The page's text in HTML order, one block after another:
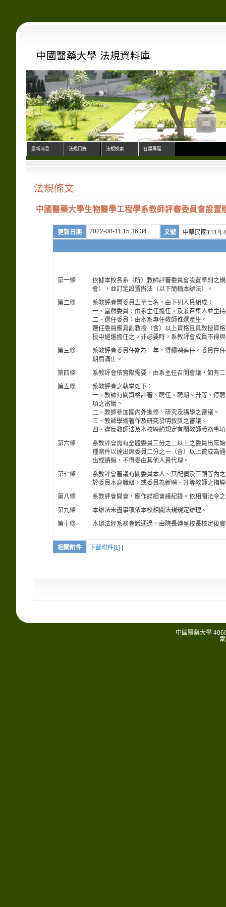
中國醫藥大學 法規資料庫
最新消息 法規目錄 法規檢索 各類專區
法規條文
中國醫藥大學生物醫學工程學系教師評審委員會設置
更新日期 2022-08-11 15:36:34 文號 中華民國111
第一條
依據本校各系（所）教師評審委員會設置準則之
會），並訂定設置辦法（以下簡稱本辦法）。
第二條
系教評會置委員五至七名，由下列人員組成：
一、當然委員：由系主任擔任，及兼召集人並主
二、選任委員：由本系專任教師推選產生。
選任委員應具副教授（含）以上資格且具教授資
授中遴選擔任之。非必要時，系教評會成員不得
第三條
系教評會委員任期為一年，得續聘連任。委員在
期屆滿止。
第四條
系教評會依實際需要，由系主任召開會議，如有
第五條
系教評會之執掌如下：
一、教師有關資格評審、聘任、聘期、升等、停
項之審議。
二、教師參加國內外進修、研究及講學之審議。
三、教師學術著作及研究發明敘獎之審議。
四、違反教師法及本校聘約規定有關教師義務事
第六條
系教評會需有全體委員三分之二以上之委員出席
種案件以達出席委員二分之一（含）以上贊成為
出或請假，不得委由其他人員代理。
第七條
系教評會審議有關委員本人、其配偶及三親等內
於委員本身職級，或委員為新聘、升等教師之指
第八條
系教評會開會，應作詳細會議紀錄。依相關法令
第九條
本辦法未盡事項依本校相關法規規定辦理。
第十條
本辦法經系務會議通過，由院長轉呈校長核定後
相關附件 下載附件[1]
中國醫藥大學